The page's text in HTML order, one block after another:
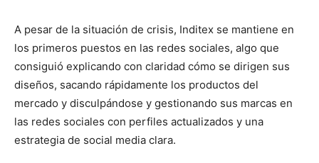
A pesar de la situación de crisis, Inditex se mantiene en
los primeros puestos en las redes sociales, algo que
consiguió explicando con claridad cómo se dirigen sus
diseños, sacando rápidamente los productos del
mercado y disculpándose y gestionando sus marcas en
las redes sociales con perfiles actualizados y una
estrategia de social media clara.